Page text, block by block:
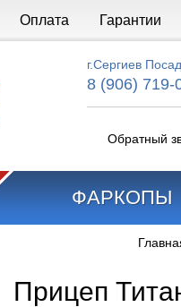
Оплата Гарантии
г.Сергиев Посад
8 (906) 719-
Обратный
ФАРКОПЫ
Прицеп